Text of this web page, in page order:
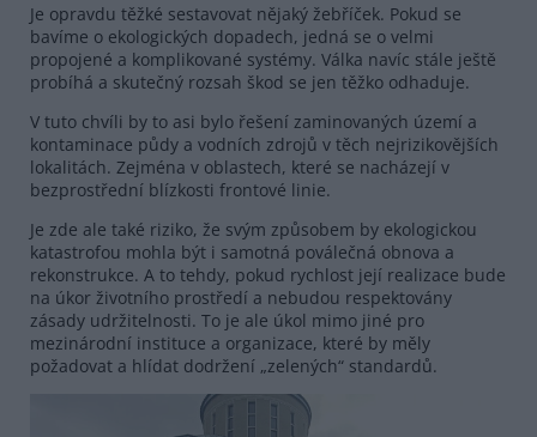
Je opravdu těžké sestavovat nějaký žebříček. Pokud se
bavíme o ekologických dopadech, jedná se o velmi
propojené a komplikované systémy. Válka navíc stále ještě
probíhá a skutečný rozsah škod se jen těžko odhaduje.
V tuto chvíli by to asi bylo řešení zaminovaných území a
kontaminace půdy a vodních zdrojů v těch nejrizikovějších
lokalitách. Zejména v oblastech, které se nacházejí v
bezprostřední blízkosti frontové linie.
Je zde ale také riziko, že svým způsobem by ekologickou
katastrofou mohla být i samotná poválečná obnova a
rekonstrukce. A to tehdy, pokud rychlost její realizace bude
na úkor životního prostředí a nebudou respektovány
zásady udržitelnosti. To je ale úkol mimo jiné pro
mezinárodní instituce a organizace, které by měly
požadovat a hlídat dodržení „zelených“ standardů.